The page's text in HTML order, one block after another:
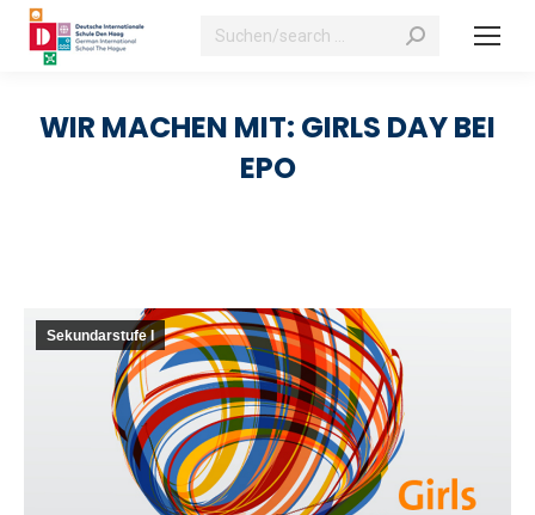
Suchen:
WIR MACHEN MIT: GIRLS DAY BEI
EPO
Sekundarstufe I